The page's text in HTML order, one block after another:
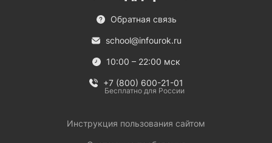
Обратная связь
school@infourok.ru
10:00 – 22:00 мск
+7 (800) 600-21-01
Бесплатно для России
Инструкция пользования сайтом